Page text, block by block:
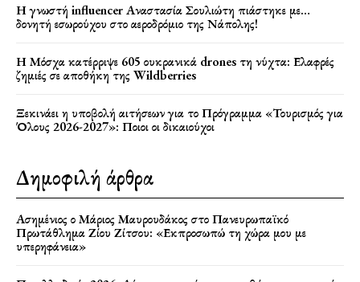
Η γνωστή influencer Αναστασία Σουλιώτη πιάστηκε με…
δονητή εσωρούχου στο αεροδρόμιο της Νάπολης!
Η Μόσχα κατέρριψε 605 ουκρανικά drones τη νύχτα: Ελαφρές
ζημιές σε αποθήκη της Wildberries
Ξεκινάει η υποβολή αιτήσεων για το Πρόγραμμα «Τουρισμός για
Όλους 2026-2027»: Ποιοι οι δικαιούχοι
Δημοφιλή άρθρα
Ασημένιος ο Μάριος Μαυρουδάκος στο Πανευρωπαϊκό
Πρωτάθλημα Ζίου Ζίτσου: «Εκπροσωπώ τη χώρα μου με
υπερηφάνεια»